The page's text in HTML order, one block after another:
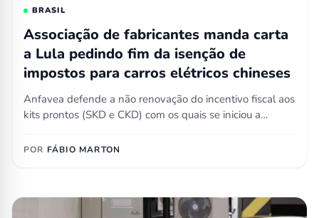
BRASIL
Associação de fabricantes manda carta
a Lula pedindo fim da isenção de
impostos para carros elétricos chineses
Anfavea defende a não renovação do incentivo fiscal aos
kits prontos (SKD e CKD) com os quais se iniciou a…
POR FÁBIO MARTON